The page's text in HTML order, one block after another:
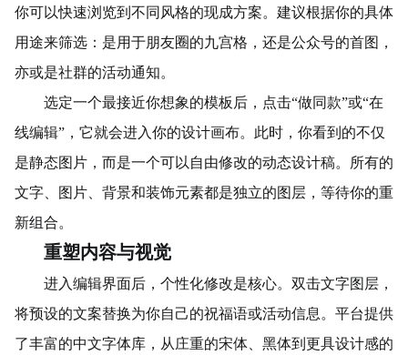
你可以快速浏览到不同风格的现成方案。建议根据你的具体
用途来筛选：是用于朋友圈的九宫格，还是公众号的首图，
亦或是社群的活动通知。
选定一个最接近你想象的模板后，点击“做同款”或“在
线编辑”，它就会进入你的设计画布。此时，你看到的不仅
是静态图片，而是一个可以自由修改的动态设计稿。所有的
文字、图片、背景和装饰元素都是独立的图层，等待你的重
新组合。
重塑内容与视觉
进入编辑界面后，个性化修改是核心。双击文字图层，
将预设的文案替换为你自己的祝福语或活动信息。平台提供
了丰富的中文字体库，从庄重的宋体、黑体到更具设计感的